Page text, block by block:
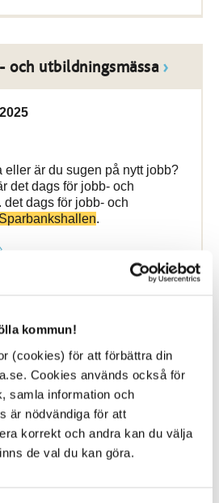
kommun!
(cookies) för att förbättra din
Cookies används också för
samla information och
är nödvändiga för att
korrekt och andra kan du välja
de val du kan göra.
och utbildningsmässa
eller är du sugen på nytt jobb?
det dags för jobb- och
dags för jobb- och
Sparbankshallen.
och utbildningsmässa i
i Bromölla, torsdagen
11.00 till ... Välkomna till